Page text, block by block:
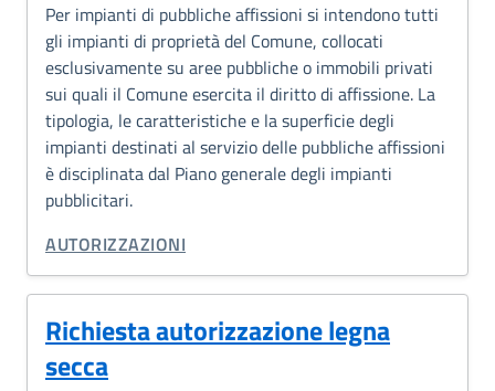
Per impianti di pubbliche affissioni si intendono tutti
gli impianti di proprietà del Comune, collocati
esclusivamente su aree pubbliche o immobili privati
sui quali il Comune esercita il diritto di affissione. La
tipologia, le caratteristiche e la superficie degli
impianti destinati al servizio delle pubbliche affissioni
è disciplinata dal Piano generale degli impianti
pubblicitari.
CATEGORIA CORRELATA:
AUTORIZZAZIONI
Richiesta autorizzazione legna
secca